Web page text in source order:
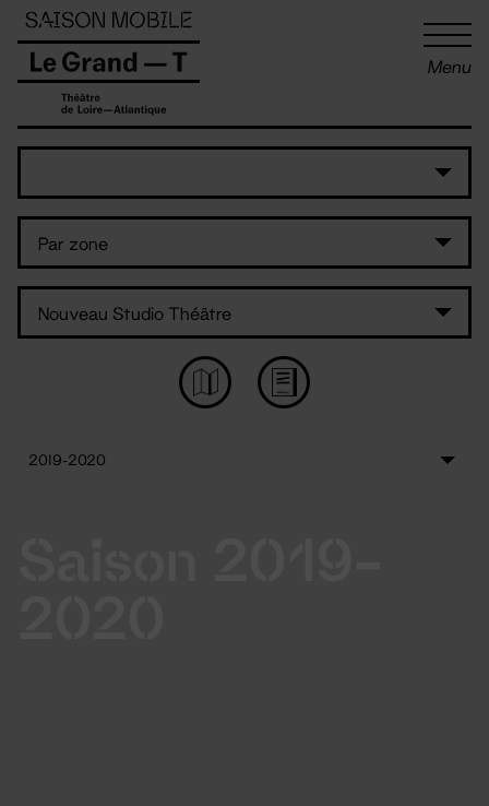
Menu
Panneau de gestion des cookies